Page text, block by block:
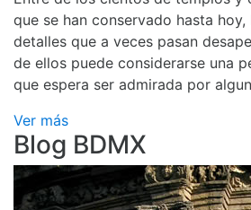
que se han conservado hasta
detalles que a veces pasan
de ellos puede considerarse una
que espera ser admirada por
Ver más
Blog BDMX